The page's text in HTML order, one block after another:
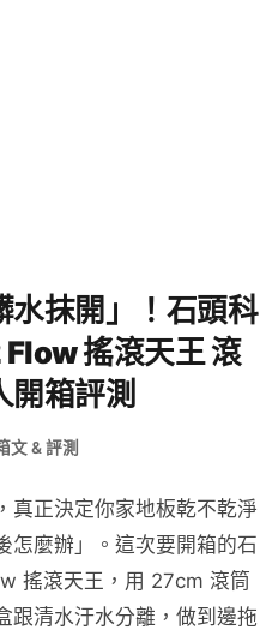
水抹開」！石頭科
搖滾天王 滾
開箱評測
文 & 評測
真正決定你家地板乾不乾淨
怎麼辦」。這次要開箱的石
搖滾天王，用 27cm 滾筒
跟清水汙水分離，做到邊拖